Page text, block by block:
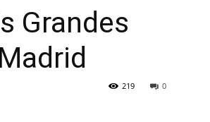
Grandes
0
219